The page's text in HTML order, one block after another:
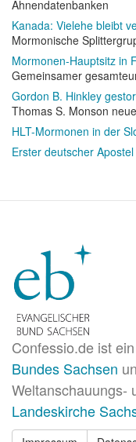
Ahnendatenbanken
Kanada: Vielehe bleibt
Mormonische
Mormonen-Hauptsitz in
Gemeinsamer
Gordon B. Hinkley
Thomas S. Monson
HLT-Mormonen in der
Erster deutscher Apostel
Confessio.de ist
Bundes Sachsen
Weltanschauungs-
Landeskirche